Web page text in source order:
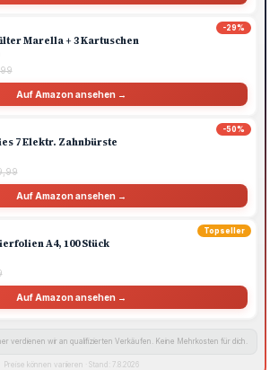
-29%
Marella + 3 Kartuschen
Auf Amazon ansehen →
-50%
7 Elektr. Zahnbürste
Auf Amazon ansehen →
Topseller
A4, 100 Stück
Auf Amazon ansehen →
verdienen wir an qualifizierten Verkäufen. Keine Mehrkosten für dich.
Preise können variieren · Stand: 7.8.2026